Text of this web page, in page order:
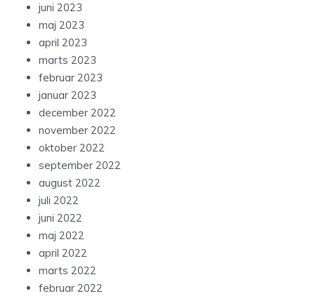
juni 2023
maj 2023
april 2023
marts 2023
februar 2023
januar 2023
december 2022
november 2022
oktober 2022
september 2022
august 2022
juli 2022
juni 2022
maj 2022
april 2022
marts 2022
februar 2022